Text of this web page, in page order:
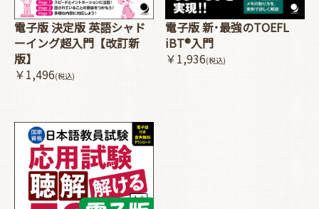
電子版 決定版 英語シャド
ーイング超入門【改訂新
版】
￥1,496(税込)
電子版 新･最強のTOEFL
iBT®入門
￥1,936(税込)